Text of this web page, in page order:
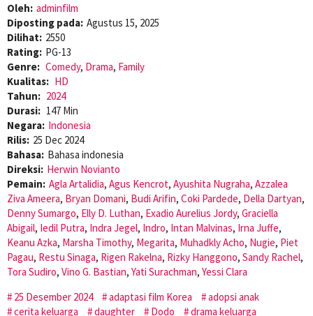
Oleh: adminfilm
Diposting pada: Agustus 15, 2025
Dilihat: 2550
Rating: PG-13
Genre: Comedy, Drama, Family
Kualitas: HD
Tahun: 2024
Durasi: 147 Min
Negara: Indonesia
Rilis: 25 Dec 2024
Bahasa: Bahasa indonesia
Direksi: Herwin Novianto
Pemain: Agla Artalidia, Agus Kencrot, Ayushita Nugraha, Azzalea
Ziva Ameera, Bryan Domani, Budi Arifin, Coki Pardede, Della Dartyan,
Denny Sumargo, Elly D. Luthan, Exadio Aurelius Jordy, Graciella
Abigail, Iedil Putra, Indra Jegel, Indro, Intan Malvinas, Irna Juffe,
Keanu Azka, Marsha Timothy, Megarita, Muhadkly Acho, Nugie, Piet
Pagau, Restu Sinaga, Rigen Rakelna, Rizky Hanggono, Sandy Rachel,
Tora Sudiro, Vino G. Bastian, Yati Surachman, Yessi Clara
25 Desember 2024
adaptasi film Korea
adopsi anak
cerita keluarga
daughter Dodo drama keluarga